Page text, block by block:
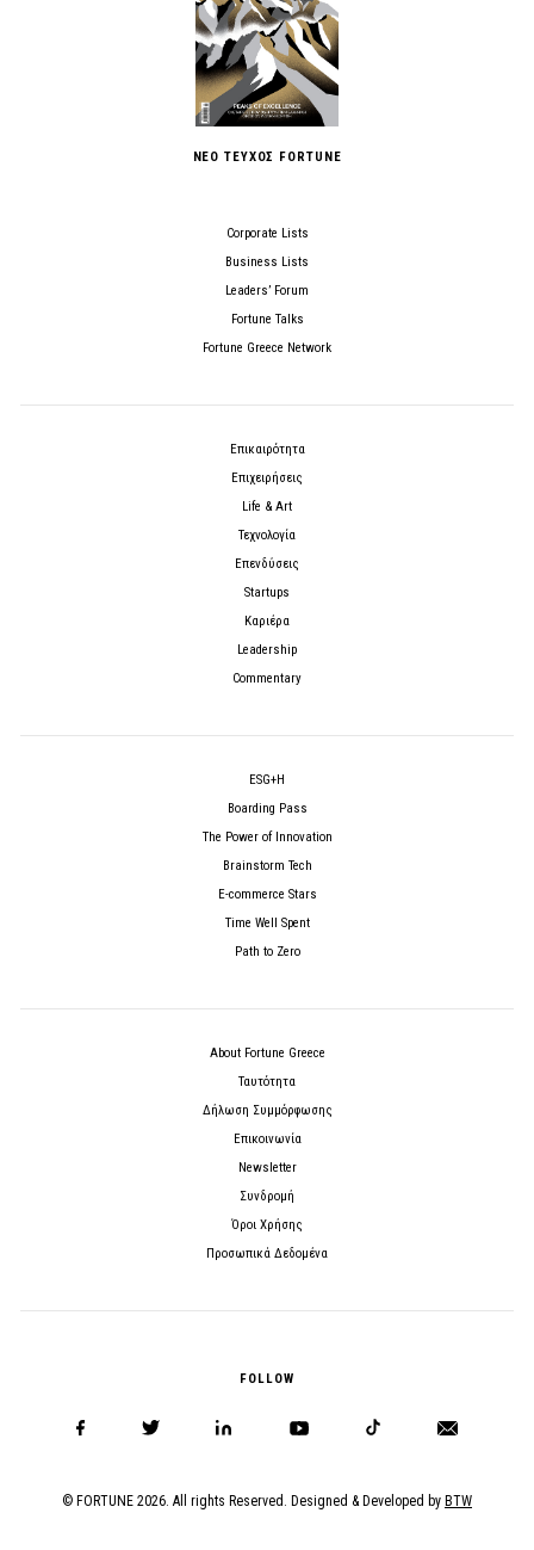
ΝΕΟ ΤΕΥΧΟΣ FORTUNE
Corporate Lists
Business Lists
Leaders’ Forum
Fortune Talks
Fortune Greece Network
Επικαιρότητα
Επιχειρήσεις
Life & Art
Τεχνολογία
Επενδύσεις
Startups
Καριέρα
Leadership
Commentary
ESG+H
Boarding Pass
The Power of Innovation
Brainstorm Tech
E-commerce Stars
Time Well Spent
Path to Zero
About Fortune Greece
Ταυτότητα
Δήλωση Συμμόρφωσης
Επικοινωνία
Newsletter
Συνδρομή
Όροι Χρήσης
Προσωπικά Δεδομένα
FOLLOW
© FORTUNE 2026. All rights Reserved. Designed & Developed by BTW